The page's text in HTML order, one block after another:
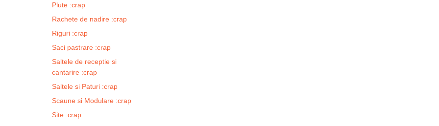
Plute :crap
Rachete de nadire :crap
Riguri :crap
Saci pastrare :crap
Saltele de receptie si
cantarire :crap
Saltele si Paturi :crap
Scaune si Modulare :crap
Site :crap